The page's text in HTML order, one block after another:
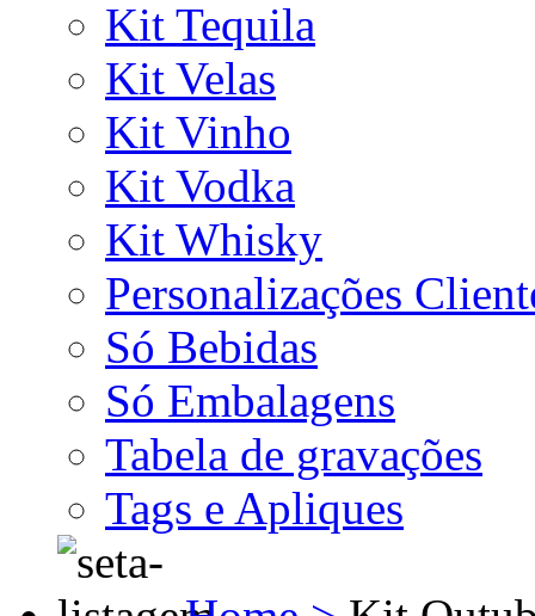
Kit Tequila
Kit Velas
Kit Vinho
Kit Vodka
Kit Whisky
Personalizações
Só Bebidas
Só Embalagens
Tabela de gravações
Tags e Apliques